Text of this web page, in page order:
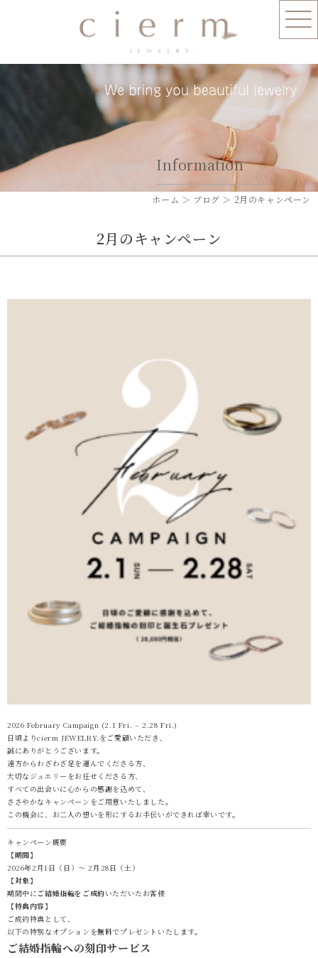
Information
ホーム ＞ ブログ ＞ 2月のキャンペーン
2月のキャンペーン
2026 February Campaign (2.1 Fri. – 2.28 Fri.)
日頃よりcierm JEWELRY.をご愛顧いただき、
誠にありがとうございます。
遠方からわざわざ足を運んでくださる方、
大切なジュエリーをお任せくださる方、
すべての出会いに心からの感謝を込めて、
ささやかなキャンペーンをご用意いたしました。
この機会に、お二人の想いを形にするお手伝いができれば幸いです。
キャンペーン概要
【期間】
2026年2月1日（日）〜 2月28日（土）
【対象】
期間中にご結婚指輪をご成約いただいたお客様
【特典内容】
ご成約特典として、
以下の特別なオプションを無料でプレゼントいたします。
ご結婚指輪への刻印サービス